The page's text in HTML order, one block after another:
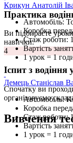
Крикун Анатолій
Автомобіль:
Коробка
Стаж роботи:
Вартість
1 урок = 1
Демець Станіслав
Автомобіль:
Коробка
Стаж роботи:
Вартість
1 урок = 1
Практика
Ви підбираєте
навички.
4
Іспит з
Спочатку ви
організовуємо
Вивчення